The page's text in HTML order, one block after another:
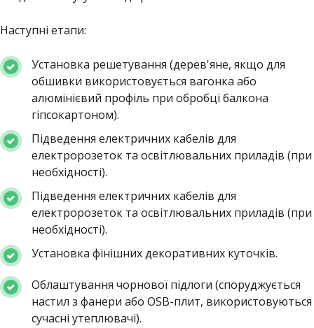
Наступні етапи:
Установка решетування (дерев'яне, якщо для
обшивки використовується вагонка або
алюмінієвий профіль при обробці балкона
гіпсокартоном).
Підведення електричних кабелів для
електророзеток та освітлювальних приладів (при
необхідності).
Підведення електричних кабелів для
електророзеток та освітлювальних приладів (при
необхідності).
Установка фінішних декоративних куточків.
Облаштування чорнової підлоги (споруджується
настил з фанери або OSB-плит, використовуються
сучасні утеплювачі).